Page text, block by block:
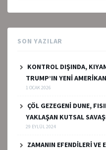
SON YAZILAR
KONTROL DIŞINDA,
TRUMP’IN YENİ
1 OCAK 2026
ÇÖL GEZEGENİ DUNE,
YAKLAŞAN KUTSAL
29 EYLÜL 2024
ZAMANIN EFENDİLERİ VE